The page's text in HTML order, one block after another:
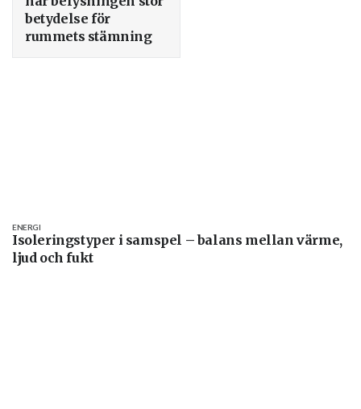
betydelse för
rummets stämning
Isoleringstyper i samspel – balans mellan värme,
ljud och fukt
ENERGI